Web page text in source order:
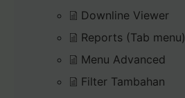
Downline Viewer
Reports (Tab menu)
Menu Advanced
Filter Tambahan